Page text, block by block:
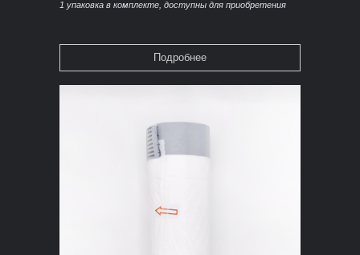
1 упаковка в комплекте, доступны для приобретения
Подробнее